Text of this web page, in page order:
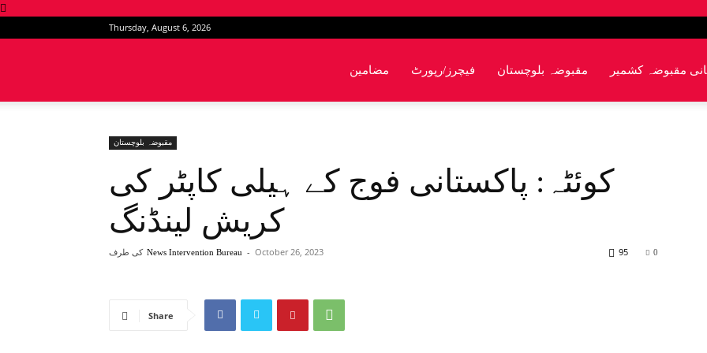
Thursday, August 6, 2026
مضامین فیچرز/رپورٹ مقبوضہ بلوچستان مقبوضہ کشمیر
مقبوضہ بلوچستان
کوئٹہ: پاکستانی فوج کے ہیلی کاپٹر کی
کریش لینڈنگ
کی طرف News Intervention Bureau - October 26, 2023 0
95
Share